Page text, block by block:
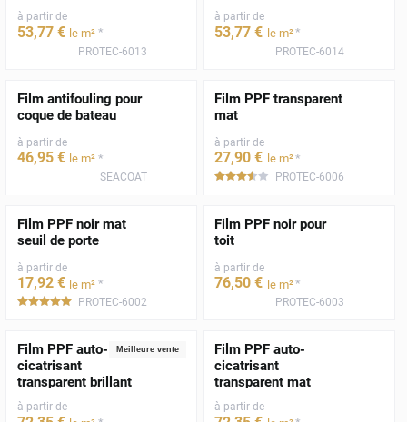
à partir de
53,77 € le m² *
PROTEC-6013
à partir de
53,77 € le m²*
PROTEC-6014
Film antifouling pour
coque de bateau
à partir de
46,95 € le m² *
SEACOAT
Film PPF transparent
mat
à partir de
27,90 € le m²*
*****PROTEC-6006
Film PPF noir mat
seuil de porte
à partir de
17,92 € le m² *
*****
PROTEC-6002
Film PPF noir pour
toit
à partir de
76,50 € le m²*
PROTEC-6003
Meilleure vente
Film PPF auto-
cicatrisant
transparent brillant
à partir de
Film PPF auto-
cicatrisant
transparent mat
à partir de